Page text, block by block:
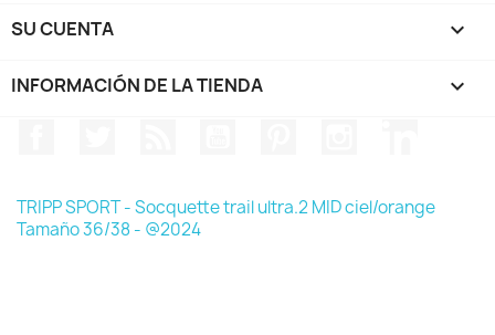
SU CUENTA 
INFORMACIÓN DE LA TIENDA keyboard_arrow_down
TRIPP SPORT - Socquette trail ultra.2 MID ciel/orange
Tamaño 36/38 - @2024